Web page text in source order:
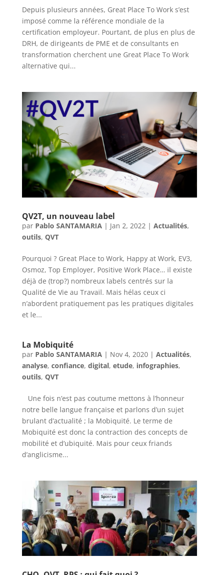
Depuis plusieurs années, Great Place To Work s’est
imposé comme la référence mondiale de la
certification employeur. Pourtant, de plus en plus de
DRH, de dirigeants de PME et de consultants en
transformation cherchent une Great Place To Work
alternative qui...
QV2T, un nouveau label
par Pablo SANTAMARIA| Jan 2, 2022| Actualités,
outils, QVT
Pourquoi ? Great Place to Work, Happy at Work, EV3,
Osmoz, Top Employer, Positive Work Place… il existe
déjà de (trop?) nombreux labels centrés sur la
Qualité de Vie au Travail. Mais hélas ceux ci
n’abordent pratiquement pas les pratiques digitales
et le...
La Mobiquité
par Pablo SANTAMARIA| Nov 4, 2020| Actualités,
analyse, confiance, digital, etude, infographies,
outils, QVT
Une fois n’est pas coutume mettons à l’honneur
notre belle langue française et parlons d’un sujet
brulant d’actualité ; la Mobiquité. Le terme de
Mobiquité est donc la contraction des concepts de
mobilité et d’ubiquité. Mais pour ceux friands
d’anglicisme...